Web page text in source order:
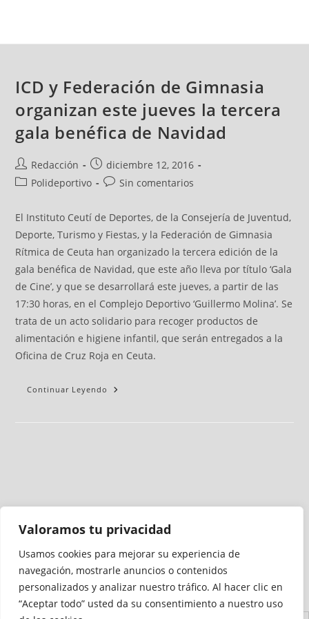
Valoramos tu privacidad
Usamos cookies para mejorar su experiencia de
navegación, mostrarle anuncios o contenidos
personalizados y analizar nuestro tráfico. Al hacer clic en
“Aceptar todo” usted da su consentimiento a nuestro uso
ICD y Federación de Gimnasia
organizan este jueves la tercera
gala benéfica de Navidad
Redacción
diciembre 12, 2016
Polideportivo
Sin comentarios
El Instituto Ceutí de Deportes, de la Consejería de Juventud,
Deporte, Turismo y Fiestas, y la Federación de Gimnasia
Rítmica de Ceuta han organizado la tercera edición de la
gala benéfica de Navidad, que este año lleva por título ‘Gala
de Cine’, y que se desarrollará este jueves, a partir de las
17:30 horas, en el Complejo Deportivo ‘Guillermo Molina’. Se
trata de un acto solidario para recoger productos de
alimentación e higiene infantil, que serán entregados a la
Oficina de Cruz Roja en Ceuta.
Continuar Leyendo
Medio auditado por